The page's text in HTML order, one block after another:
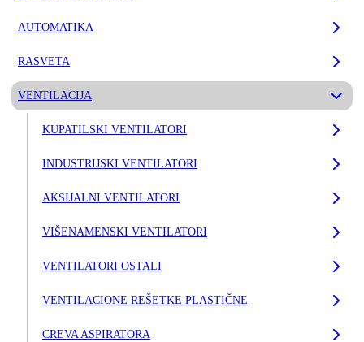
AUTOMATIKA
RASVETA
VENTILACIJA
KUPATILSKI VENTILATORI
INDUSTRIJSKI VENTILATORI
AKSIJALNI VENTILATORI
VIŠENAMENSKI VENTILATORI
VENTILATORI OSTALI
VENTILACIONE REŠETKE PLASTIČNE
CREVA ASPIRATORA